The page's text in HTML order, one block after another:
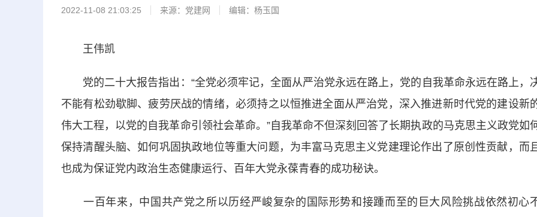
2022-11-08 21:03:25 来源： 党建网 编辑：杨玉国
王伟凯
党的二十大报告指出：“全党必须牢记，全面从严治党永远在路上，党的自我革命永远在路上，
不能有松劲歇脚、疲劳厌战的情绪，必须持之以恒推进全面从严治党，深入推进新时代党的建设新
伟大工程，以党的自我革命引领社会革命。”自我革命不但深刻回答了长期执政的马克思主义政党如
保持清醒头脑、如何巩固执政地位等重大问题，为丰富马克思主义党建理论作出了原创性贡献，而
也成为保证党内政治生态健康运行、百年大党永葆青春的成功秘诀。
一百年来，中国共产党之所以历经严峻复杂的国际形势和接踵而至的巨大风险挑战依然初心